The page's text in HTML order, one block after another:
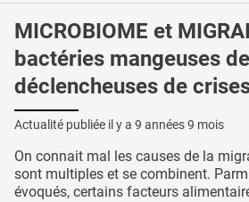
MICROBIOME et
bactéries mangeuses
déclencheuses de
Actualité publiée il y a 9 années 9 mois
On connait mal les causes de la
sont multiples et se combinent.
évoqués, certains facteurs